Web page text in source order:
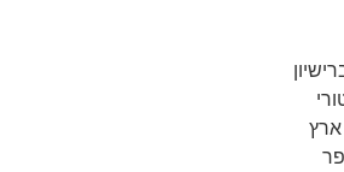
ארץ